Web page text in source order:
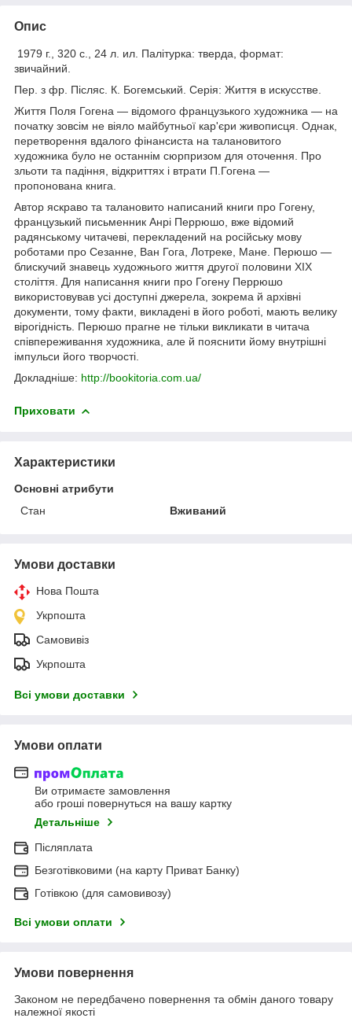
Опис
1979 г., 320 с., 24 л. ил. Палітурка: тверда, формат:
звичайний.
Пер. з фр. Післяс. К. Богемський. Серія: Життя в искусстве.
Життя Поля Гогена — відомого французького художника — на
початку зовсім не віяло майбутньої кар'єри живописця. Однак,
перетворення вдалого фінансиста на талановитого
художника було не останнім сюрпризом для оточення. Про
зльоти та падіння, відкриттях і втрати П.Гогена —
пропонована книга.
Автор яскраво та талановито написаний книги про Гогену,
французький письменник Анрі Перрюшо, вже відомий
радянському читачеві, перекладений на російську мову
роботами про Сезанне, Ван Гога, Лотреке, Мане. Перюшо —
блискучий знавець художнього життя другої половини XIX
століття. Для написання книги про Гогену Перрюшо
використовував усі доступні джерела, зокрема й архівні
документи, тому факти, викладені в його роботі, мають велику
вірогідність. Перюшо прагне не тільки викликати в читача
співпереживання художника, але й пояснити йому внутрішні
імпульси його творчості.
Докладніше: http://bookitoria.com.ua/
Приховати
Характеристики
Основні атрибути
Стан
Вживаний
Умови доставки
Нова Пошта
Укрпошта
Самовивіз
Укрпошта
Всі умови доставки
Умови оплати
Ви отримаєте замовлення
або гроші повернуться на вашу картку
Детальніше
Післяплата
Безготівковими (на карту Приват Банку)
Готівкою (для самовивозу)
Всі умови оплати
Умови повернення
Законом не передбачено повернення та обмін даного товару
належної якості